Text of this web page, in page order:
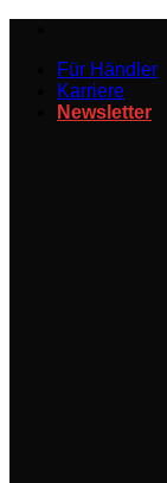
springenFür Händler
Karriere
Newsletter